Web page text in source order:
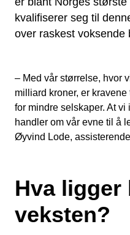
kvalifiserer seg til
over raskest voksende
– Med vår størrelse, hvor
milliard kroner, er
for mindre selskaper. At
handler om vår evne til å
Øyvind Lode,
Hva ligger
veksten?